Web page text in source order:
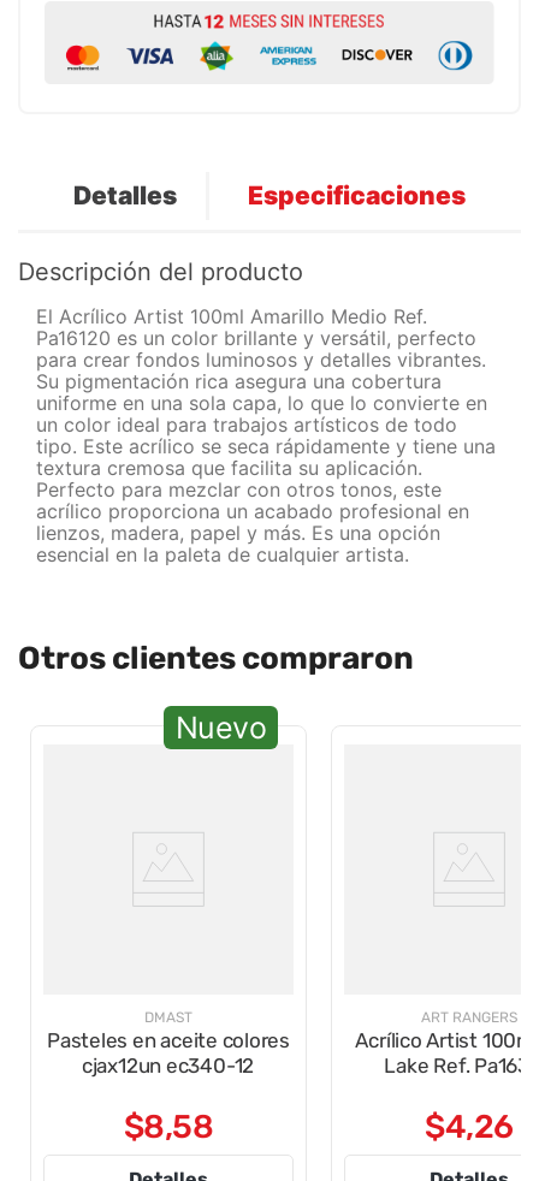
Detalles Especificaciones
Descripción del producto
El Acrílico Artist 100ml Amarillo Medio Ref.
Pa16120 es un color brillante y versátil, perfecto
para crear fondos luminosos y detalles vibrantes.
Su pigmentación rica asegura una cobertura
uniforme en una sola capa, lo que lo convierte en
un color ideal para trabajos artísticos de todo
tipo. Este acrílico se seca rápidamente y tiene una
textura cremosa que facilita su aplicación.
Perfecto para mezclar con otros tonos, este
acrílico proporciona un acabado profesional en
lienzos, madera, papel y más. Es una opción
esencial en la paleta de cualquier artista.
Otros clientes compraron
Nuevo
DMAST
Pasteles en aceite colores
cjax12un ec340-12
$8,58
ART RANGERS
Acrílico Artist
Lake Ref.
$4,26